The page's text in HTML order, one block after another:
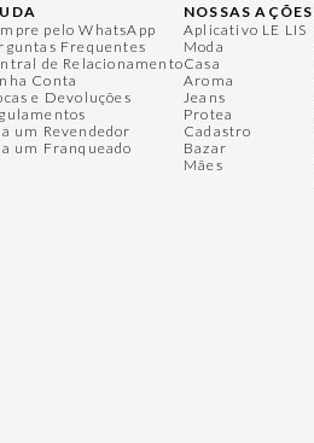
pelo WhatsApp
Frequentes
de Relacionamento
Conta
e Devoluções
um Revendedor
um Franqueado
NOSSAS AÇÕES
Aplicativo LE LIS
Moda
Casa
Aroma
Jeans
Protea
Cadastro
Bazar
Mães